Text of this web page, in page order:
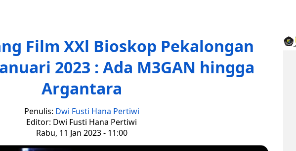
Film XXl Bioskop Pekalongan
2023 : Ada M3GAN hingga
Argantara
Penulis: Dwi Fusti Hana Pertiwi
Editor: Dwi Fusti Hana Pertiwi
Rabu, 11 Jan 2023 - 11:00